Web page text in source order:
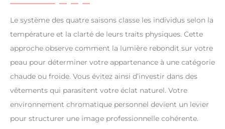
Le système des quatre saisons classe les individus selon la
température et la clarté de leurs traits physiques. Cette
approche observe comment la lumière rebondit sur votre
peau pour déterminer votre appartenance à une catégorie
chaude ou froide. Vous évitez ainsi d’investir dans des
vêtements qui parasitent votre éclat naturel. Votre
environnement chromatique personnel devient un levier
pour structurer une image professionnelle cohérente.